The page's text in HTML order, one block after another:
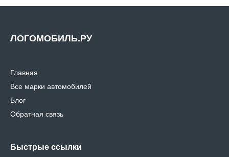
ЛОГОМОБИЛЬ.РУ
Главная
Все марки автомобилей
Блог
Обратная связь
Быстрые ссылки